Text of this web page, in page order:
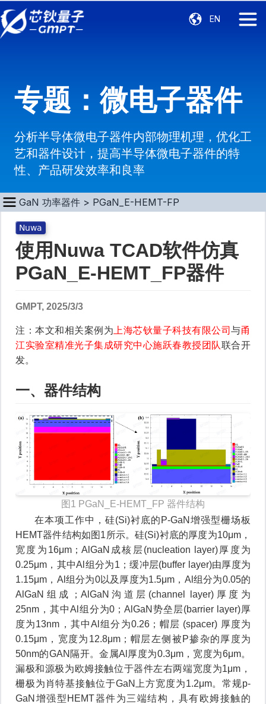
EN
专题：微电子器件
分析半导体微电子器件内部物理机理，优化工
艺和器件设计，提高半导体微电子器件的特
性、产品研发效率和良率
GaN 功率器件 > PGaN_E-HEMT-FP
Nuwa
使用Nuwa TCAD软件仿真
PGaN_E-HEMT_FP器件
GMPT, 2025/3/3
注：本文和相关案例为 上海芯钬量子科技有限公司与甬
江实验室精准光子集成研究中心施跃春教授团队联合开
发。
一、器件结构
图1 PGaN_E-HEMT_FP 器件结构
在本项工作中，硅(Si)衬底的P-GaN增强型栅场板
HEMT器件结构如图1所示。硅(Si)衬底的厚度为10μm，
宽度为16μm；AlGaN成核层(nucleation layer)厚度为
0.25μm，其中Al组分为1；缓冲层(buffer layer)由厚度为
1.15μm，Al组分为0以及厚度为1.5μm，Al组分为0.05的
AlGaN组成；AlGaN沟道层(channel layer)厚度为
25nm，其中Al组分为0；AlGaN势垒层(barrier layer)厚
度为13nm，其中Al组分为0.26；帽层 (spacer) 厚度为
0.15μm，宽度为12.8μm；帽层左侧被P掺杂的厚度为
50nm的GAN隔开。金属Al厚度为0.3μm，宽度为6μm。
漏极和源极为欧姆接触位于器件左右两端宽度为1μm，
栅极为肖特基接触位于GaN上方宽度为1.2μm。常规p-
GaN增强型HEMT器件为三端结构，具有欧姆接触的